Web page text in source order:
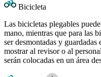
Bicicleta
Las bicicletas plegables
mano, mientras que para las
ser desmontadas y guardadas
mostrar al revisor o al
serán colocadas en un área